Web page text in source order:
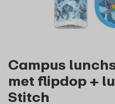
Campus
met flipdop +
Stitch